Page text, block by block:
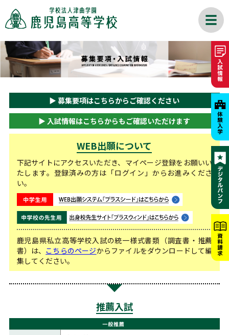
▶ 募集要項はこちらからご確認ください
▶ 入試情報はこちらからもご確認いただけます
WEB出願について
下記サイトにアクセスいただき、マイページ登録をお願いい
たします。登録済みの方は「ログイン」からお進みくださ
い。
鹿児島県私立高等学校入試の統一様式書類（調査書・推薦
書）は、 こちらのページからファイルをダウンロードして編
集してください。
推薦入試